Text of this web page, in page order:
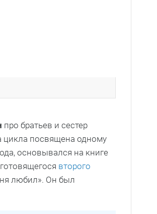
про братьев и сестер
цикла посвящена одному
основывался на книге
второго
любил». Он был